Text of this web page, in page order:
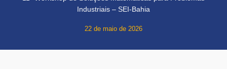
Industriais – SEI-Bahia
22 de maio de 2026